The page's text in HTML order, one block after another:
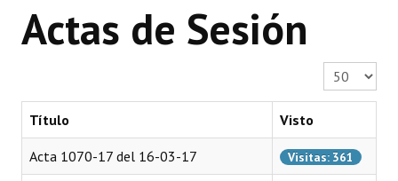
CONCEJO
Integrantes del Concejo
Comisiones Permanentes
Actas de Sesión
Cantidad a
Título Visto
Acta 1070-17 del 16-03-17 Visitas: 361